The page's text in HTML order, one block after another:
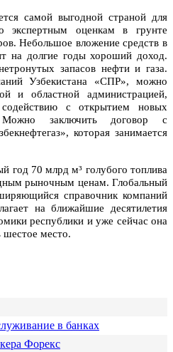
самой выгодной страной для
экспертным оценкам в грунте
Небольшое вложение средств в
на долгие годы хороший доход.
запасов нефти и газа.
Узбекистана «СПР», можно
и областной администрацией,
с открытием новых
заключить договор с
которая занимается
год 70 млрд м³ голубого топлива
рыночным ценам. Глобальный
справочник компаний
на ближайшие десятилетия
республики и уже сейчас она
шестое место.
в банках
Форекс